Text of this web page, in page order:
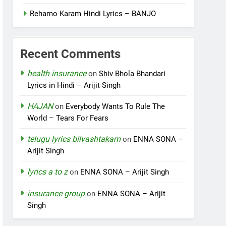
Rehamo Karam Hindi Lyrics – BANJO
Recent Comments
health insuranceonShiv Bhola Bhandari
Lyrics in Hindi – Arijit Singh
HAJANon Everybody Wants To Rule The
World – Tears For Fears
telugu lyrics bilvashtakamon ENNA SONA –
Arijit Singh
lyrics a to zon ENNA SONA – Arijit Singh
insurance groupon ENNA SONA – Arijit
Singh